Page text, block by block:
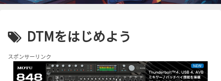
DTMをはじめよう
スポンサーリンク